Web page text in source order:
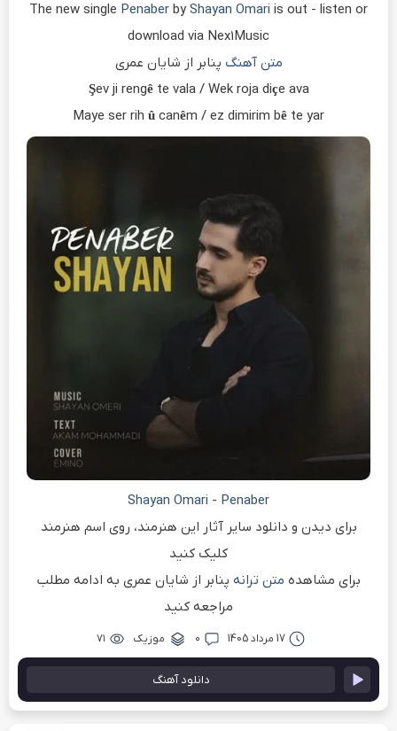
The new single Penaber byShayan Omari is out - listen or
download via Nex1Music
متن آهنگ پنابر از شایان عمری
Şev ji rengê te vala / Wek roja diçe ava
Maye ser rih û canêm / ez dimirim bê te yar
Shayan Omari - Penaber
برای دیدن و دانلود سایر آثار این هنرمند، روی اسم هنرمند
کلیک کنید
برای مشاهده متن ترانه پنابر از شایان عمری به ادامه مطلب
مراجعه کنید
17 مرداد 1405 ۰ موزیک ۷۱
دانلود آهنگ